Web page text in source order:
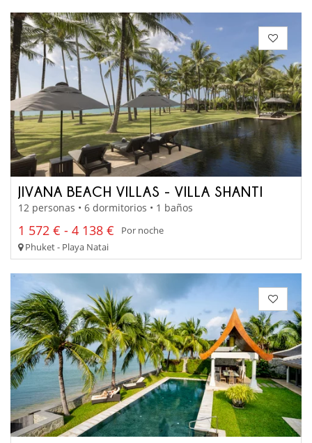
JIVANA BEACH VILLAS - VILLA SHANTI
12 personas • 6 dormitorios • 1 baños
1 572 € - 4 138 €
Por noche
Phuket - Playa Natai